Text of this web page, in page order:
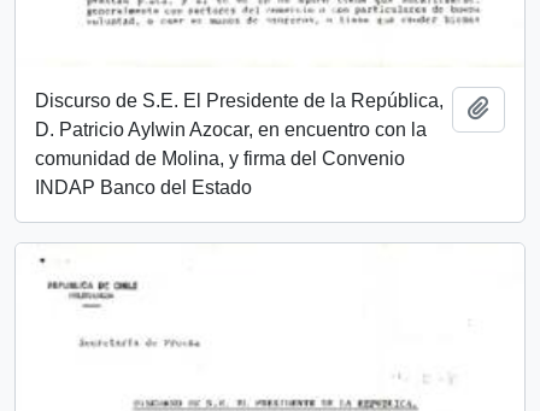
Discurso de S.E. El Presidente de la República,
D. Patricio Aylwin Azocar, en encuentro con la
comunidad de Molina, y firma del Convenio
INDAP Banco del Estado